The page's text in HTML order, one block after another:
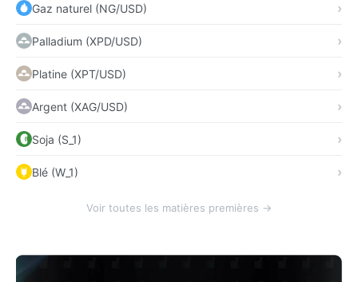
Gaz naturel (NG/USD)
Palladium (XPD/USD)
Platine (XPT/USD)
Argent (XAG/USD)
Soja (S_1)
Blé (W_1)
Voir toutes les matières premières →